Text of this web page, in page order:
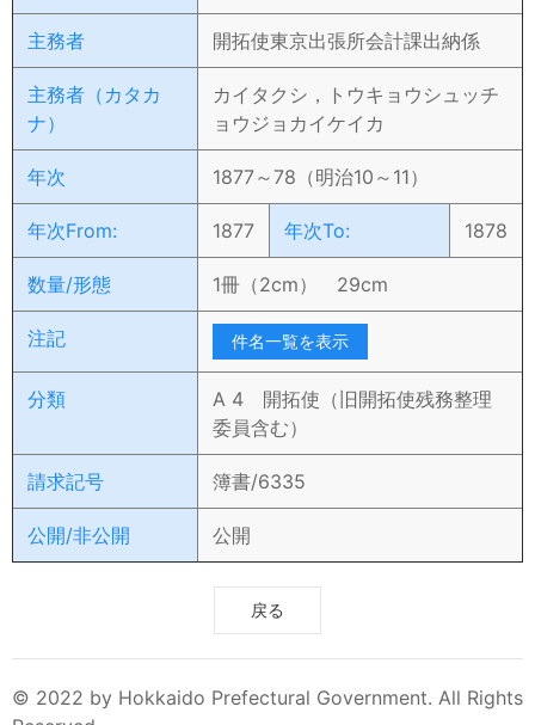
主務者 開拓使東京出張所会計課出納係
主務者（カタカ
ナ）
カイタクシ，トウキョウシュッチ
ョウジョカイケイカ
年次 1877～78（明治10～11）
年次From: 1877 年次To: 1878
数量/形態 1冊（2cm） 29cm
注記 件名一覧を表示
分類
A 4 開拓使（旧開拓使残務整理
委員含む）
請求記号 簿書/6335
公開/非公開 公開
戻る
© 2022 by Hokkaido Prefectural Government. All Rights